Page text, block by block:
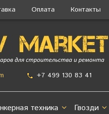
Оплата Контакты
+7 499 130 83 41
техника Гвозди